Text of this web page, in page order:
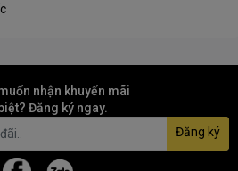
Xanh
nhận khuyến mãi
Đăng ký ngay.
Đăng ký